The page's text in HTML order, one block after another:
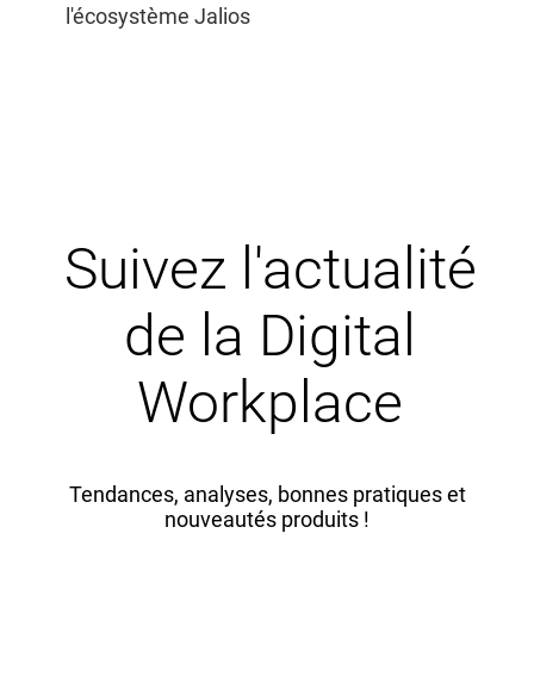
l'écosystème Jalios
Suivez l'actualité
de la Digital
Workplace
Tendances, analyses, bonnes pratiques et
nouveautés produits !